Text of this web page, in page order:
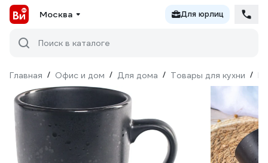
Москва Для юрлиц
Поиск в каталоге
Главная / Офис и дом / Для дома / Товары для кухни /